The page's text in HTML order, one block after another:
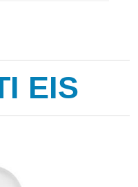
EIS